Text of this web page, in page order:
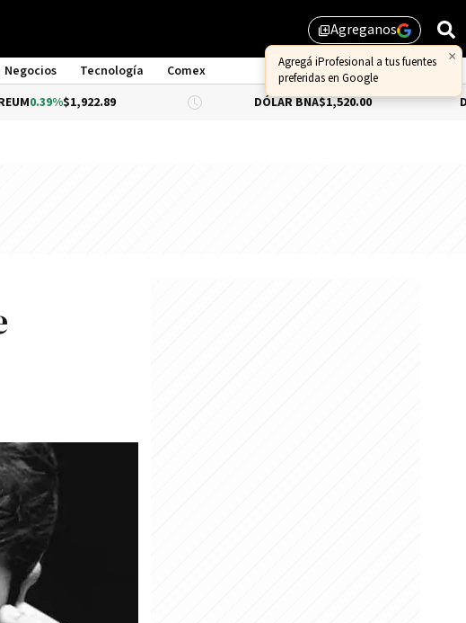
library_addAgreganos
Negocios Tecnología
Comex
$1,922.89 DÓLAR BNA$1,520.00 DÓLAR